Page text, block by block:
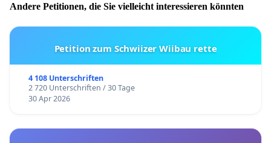
Andere Petitionen, die Sie vielleicht interessieren könnten
Petition zum Schwiizer Wiibau rette
4 108 Unterschriften
2 720 Unterschriften / 30 Tage
30 Apr 2026